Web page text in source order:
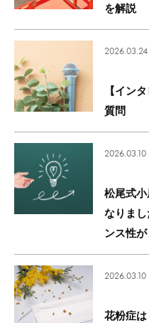
を解説
2026.03.24
【イン
質問
2026.03.10
松尾式
なりま
ンス性
2026.03.10
花粉症